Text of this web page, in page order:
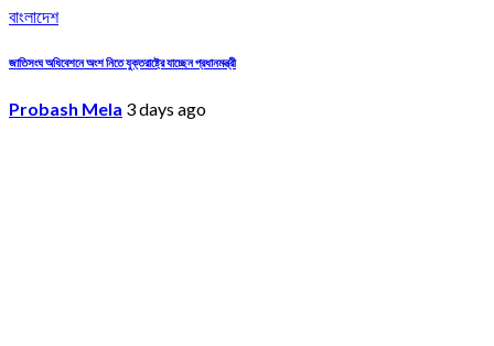
বাংলাদেশ
জাতিসংঘ অধিবেশনে অংশ নিতে যুক্তরাষ্ট্রে যাচ্ছেন প্রধানমন্ত্রী
Probash Mela 3 days ago